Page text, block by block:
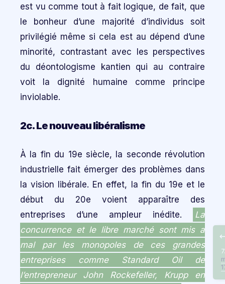
est vu comme tout à fait logique, de fait, que
le bonheur d’une majorité d’individus soit
privilégié même si cela est au dépend d’une
minorité, contrastant avec les perspectives
du déontologisme kantien qui au contraire
voit la dignité humaine comme principe
inviolable.
2c. Le nouveau libéralisme
À la fin du 19e siècle, la seconde révolution
industrielle fait émerger des problèmes dans
la vision libérale. En effet, la fin du 19e et le
début du 20e voient apparaître des
entreprises d’une ampleur inédite.
La
concurrence et le libre marché sont mis a
mal par les monopoles de ces grandes
entreprises comme Standard Oil de
l’entrepreneur John Rockefeller, Krupp en